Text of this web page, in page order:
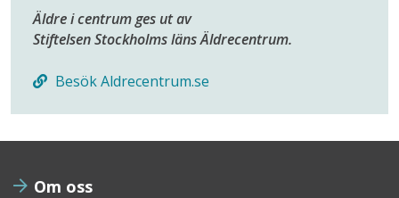
Äldre i centrum ges ut av
Stiftelsen Stockholms läns Äldrecentrum.
Besök Aldrecentrum.se
Om oss